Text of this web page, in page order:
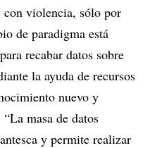
con violencia, sólo por
de paradigma está
recabar datos sobre
la ayuda de recursos
nuevo y
masa de datos
y permite realizar